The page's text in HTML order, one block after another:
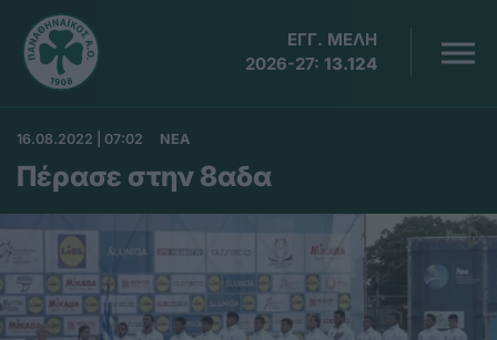
ΕΓΓ. ΜΕΛΗ
2026-27: 13.124
16.08.2022 | 07:02 ΝΕΑ
Πέρασε στην 8αδα